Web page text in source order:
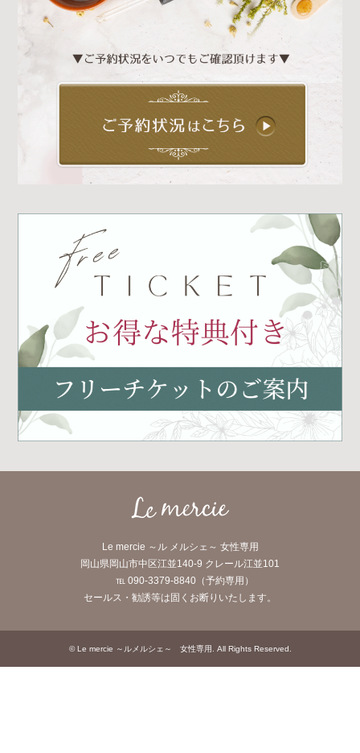
Le mercie ～ル メルシェ～ 女性専用
岡山県岡山市中区江並140-9 クレール江並101
℡ 090-3379-8840（予約専用）
セールス・勧誘等は固くお断りいたします。
©Le mercie ～ルメルシェ～ 女性専用 . All Rights Reserved.